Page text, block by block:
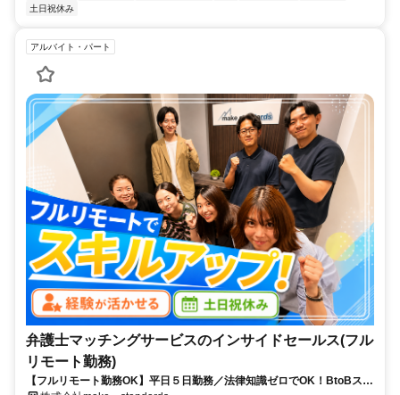
土日祝休み
アルバイト・パート
弁護士マッチングサービスのインサイドセールス(フル
リモート勤務)
【フルリモート勤務OK】平日５日勤務／法律知識ゼロでOK！BtoBスキ